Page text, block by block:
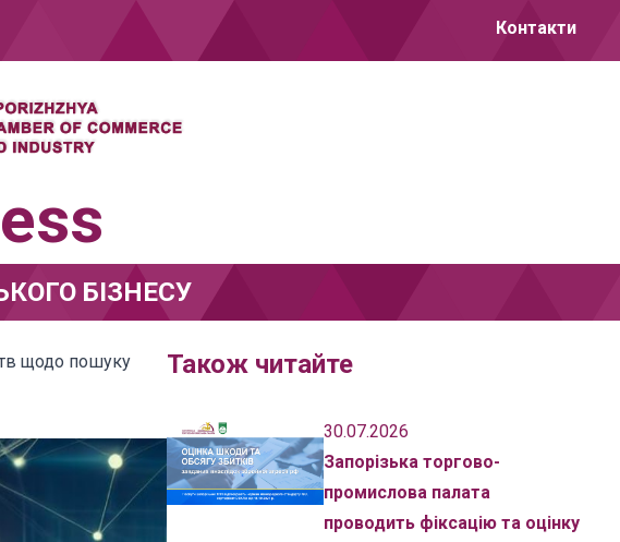
Контакти
БІЗНЕСУ
щодо пошуку
Також читайте
30.07.2026
Запорізька торгово-
промислова палата
проводить фіксацію та оцінку